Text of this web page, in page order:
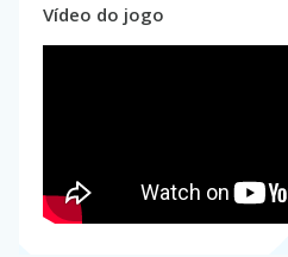
Vídeo do jogo